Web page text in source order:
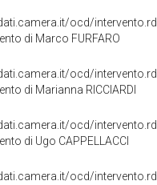
ocd/
di Marco FURFARO
ocd/
di Marianna RICCIARDI
ocd/
di Ugo CAPPELLACCI
ocd/